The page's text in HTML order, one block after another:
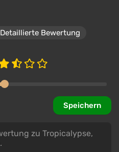
Detaillierte Bewertung
Speichern